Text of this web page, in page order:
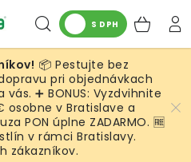
Hľadať
S DPH
📦 Pestujte bez
pri objednávkach
➕ BONUS: Vyzdvihnite
osobne v Bratislave a
PON úplne ZADARMO. 🆓
v rámci Bratislavy.
zákazníkov.